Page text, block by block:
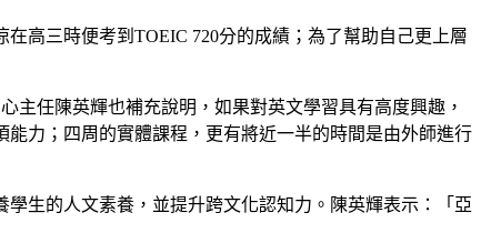
高三時便考到TOEIC 720分的成績；為了幫助自己更上層
主任陳英輝也補充說明，如果對英文學習具有高度興趣，
力；四周的實體課程，更有將近一半的時間是由外師進行
生的人文素養，並提升跨文化認知力。陳英輝表示：「亞